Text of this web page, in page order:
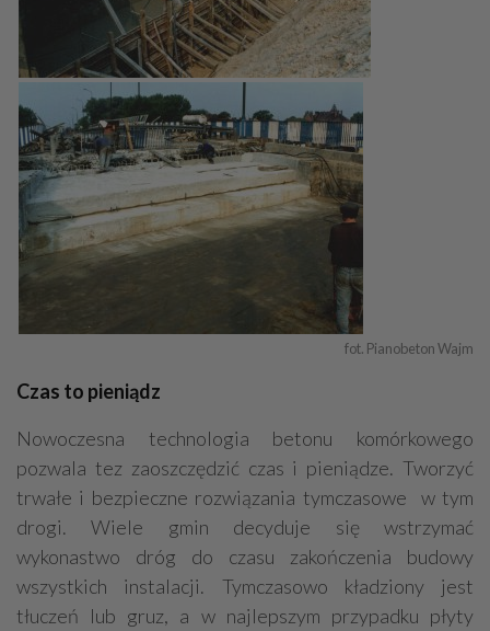
fot. Pianobeton Wajm
Czas to pieniądz
Nowoczesna technologia betonu komórkowego
pozwala tez zaoszczędzić czas i pieniądze. Tworzyć
trwałe i bezpieczne rozwiązania tymczasowe ­ w tym
drogi. Wiele gmin decyduje się wstrzymać
wykonastwo dróg do czasu zakończenia budowy
wszystkich instalacji. Tymczasowo kładziony jest
tłuczeń lub gruz, a w najlepszym przypadku płyty